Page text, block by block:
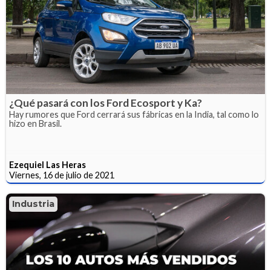
¿Qué pasará con los Ford Ecosport y Ka?
Hay rumores que Ford cerrará sus fábricas en la India, tal como lo
hizo en Brasil.
Ezequiel Las Heras
Viernes, 16 de julio de 2021
Industria